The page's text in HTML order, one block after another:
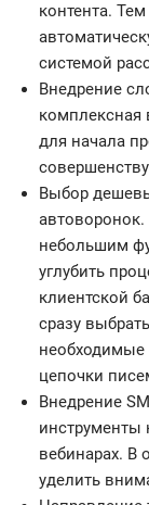
контента.
системой
Внедрение
комплексная
для начала
Выбор
небольшим
углубить
клиентской
сразу
необходимые
цепочки
Внедрение
инструменты
вебинарах. В
уделить